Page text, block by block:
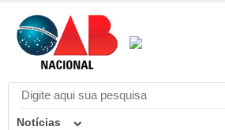
Notícias